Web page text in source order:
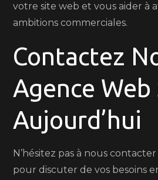
votre site web et vous aider à
ambitions commerciales.
Contactez
Agence Web
Aujourd’hui
N’hésitez pas à nous
pour discuter de vos besoins